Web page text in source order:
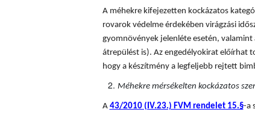
A méhekre kifejezetten kockázatos
rovarok védelme érdekében virágzási
gyomnövények jelenléte esetén,
átrepülést is). Az engedélyokirat előírhat
hogy a készítmény a legfeljebb rejtett
Méhekre mérsékelten kockázatos
A 43/2010 (IV.23.) FVM rendelet 15.§-a